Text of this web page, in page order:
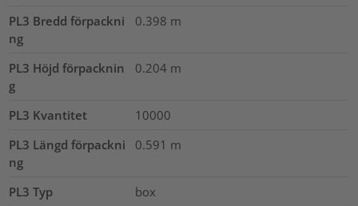
PL3 Bredd förpackni
ng
0.398 m
PL3 Höjd förpacknin
g
0.204 m
PL3 Kvantitet
10000
PL3 Längd förpackni
ng
0.591 m
PL3 Typ
box